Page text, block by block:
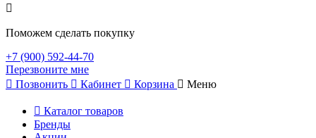
Поможем сделать покупку
+7 (900) 592-44-70
Перезвоните мне
Позвонить
Кабинет Корзина Меню
Каталог товаров
Бренды